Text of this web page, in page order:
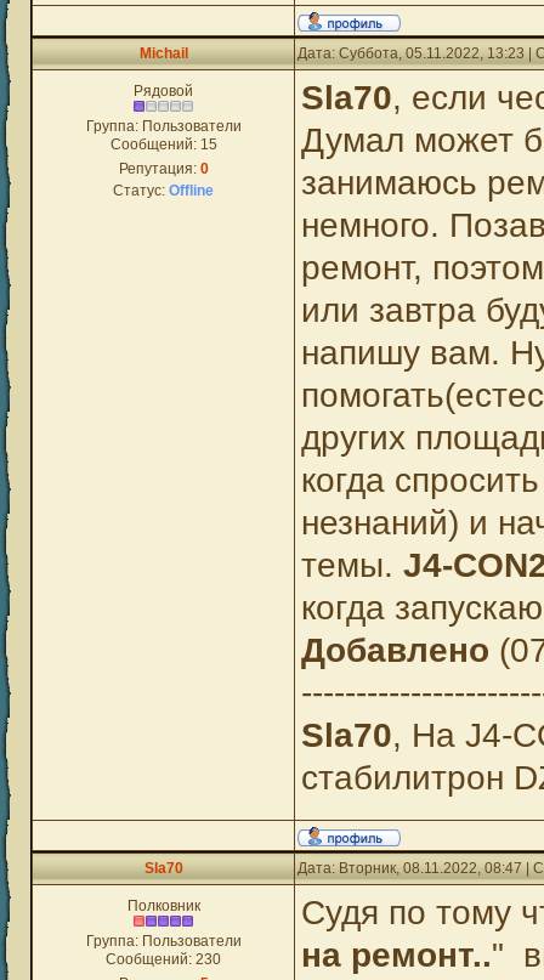
Michail Дата: Суббота, 05.11.2022, 13:23
Рядовой
Группа: Пользователи
Сообщений: 15
Репутация: 0
Статус: Offline
Sla70, если
Думал может
занимаюсь
немного.
ремонт,
или завтра
напишу вам.
других
когда
незнаний) и
темы. J4-
когда
Добавлено
Sla70, На J4-
стабилитрон
Sla70 Дата: Вторник, 08.11.2022, 08:47 |
Полковник
Группа: Пользователи
Сообщений: 230
Судя по тому
на ремонт.."